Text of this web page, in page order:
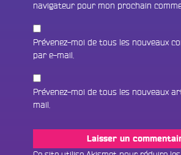
navigateur pour mon prochain
Prévenez-moi de tous les nouveaux
par e-mail.
Prévenez-moi de tous les nouveaux
mail.